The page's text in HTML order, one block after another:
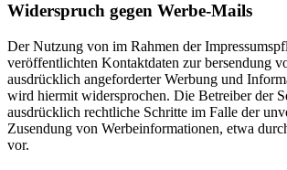
Widerspruch gegen Werbe-Mails
Der Nutzung von im Rahmen der
veröffentlichten Kontaktdaten zur bersendung
ausdrücklich angeforderter Werbung und
wird hiermit widersprochen. Die Betreiber der
ausdrücklich rechtliche Schritte im Falle der
Zusendung von Werbeinformationen, etwa
vor.